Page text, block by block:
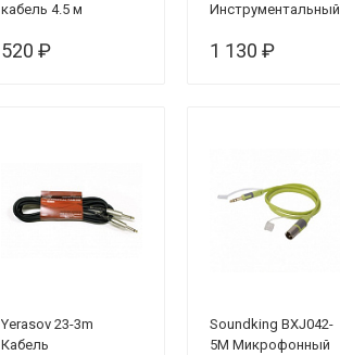
кабель 4.5 м
520 ₽
Инструментальный
1 130 ₽
Yerasov 23-3m
Кабель
Soundking BXJ042-
5M Микрофонный